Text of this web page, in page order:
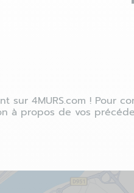
sur 4MURS.com ! Pour
à propos de vos